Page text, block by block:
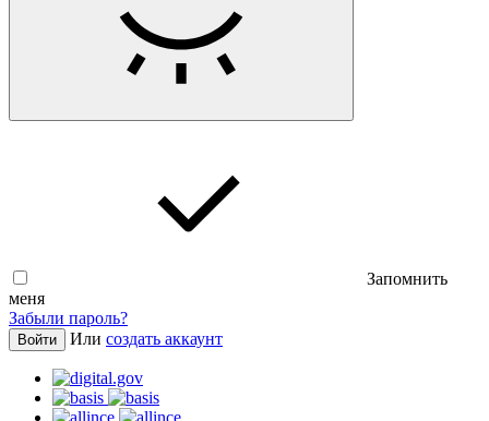
Запомнить
меня
Забыли пароль?
Войти Или создать аккаунт